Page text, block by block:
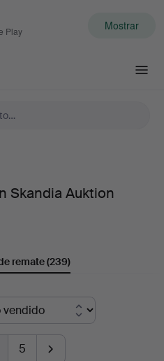
Play Mostrar
Skandia Auktion
remate(239)
5